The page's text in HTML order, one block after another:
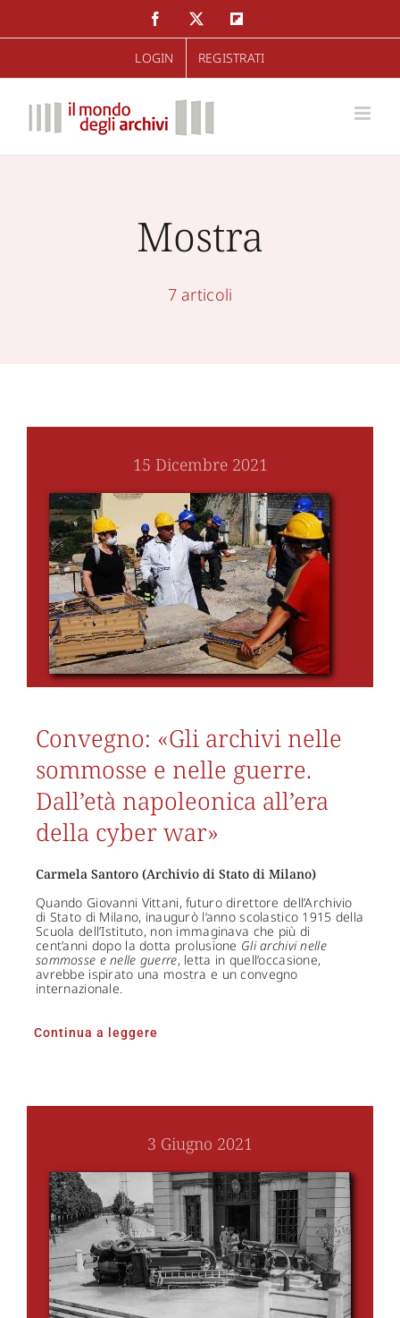
al
FacebookTwitter
LOGIN REGISTRATI
Mostra
7 articoli
15 Dicembre 2021
Convegno: «Gli archivi nelle
sommosse e nelle guerre.
Dall’età napoleonica all’era
della cyber war»
Carmela Santoro (Archivio di Stato di Milano)
Quando Giovanni Vittani, futuro direttore dell’Archivio
di Stato di Milano, inaugurò l’anno scolastico 1915 della
Scuola dell’Istituto, non immaginava che più di
cent’anni dopo la dotta prolusione Gli archivi nelle
sommosse e nelle guerre, letta in quell’occasione,
avrebbe ispirato una mostra e un convegno
internazionale.
Continua a leggere
3 Giugno 2021